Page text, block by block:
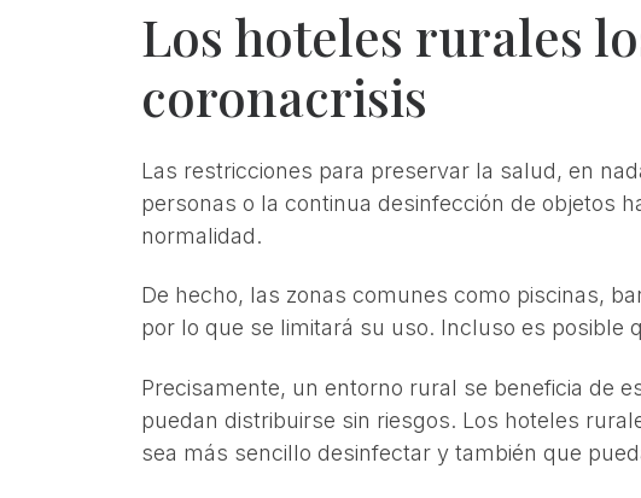
Los hoteles rurales
coronacrisis
Las restricciones para preservar la salud, en
personas o la continua desinfección de objetos
normalidad.
De hecho, las zonas comunes como piscinas,
por lo que se limitará su uso. Incluso es posible
Precisamente, un entorno rural se beneficia de
puedan distribuirse sin riesgos. Los hoteles
sea más sencillo desinfectar y también que